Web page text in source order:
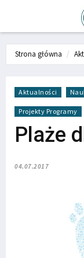
Strona główna
Aktualności
Projekty Programy
Plaże
04.07.2017